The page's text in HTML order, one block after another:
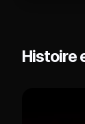
Histoire